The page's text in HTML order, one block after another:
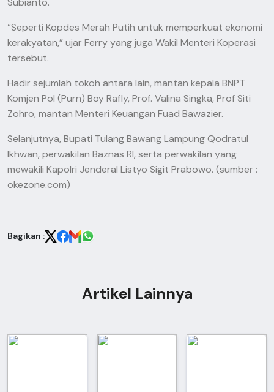
“Seperti Kopdes Merah Putih untuk memperkuat ekonomi
kerakyatan,” ujar Ferry yang juga Wakil Menteri Koperasi
tersebut.
Hadir sejumlah tokoh antara lain, mantan kepala BNPT
Komjen Pol (Purn) Boy Rafly, Prof. Valina Singka, Prof Siti
Zohro, mantan Menteri Keuangan Fuad Bawazier.
Selanjutnya, Bupati Tulang Bawang Lampung Qodratul
Ikhwan, perwakilan Baznas RI, serta perwakilan yang
mewakili Kapolri Jenderal Listyo Sigit Prabowo. (sumber :
okezone.com)
Bagikan :
Artikel Lainnya